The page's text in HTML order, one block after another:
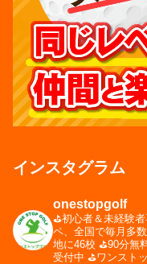
インスタグラム
onestopgolf
⛳️初心者＆未経験
ペ、全国で毎月多
地に46校 ⛳️90分無
受付中 ⛳️ワンスト